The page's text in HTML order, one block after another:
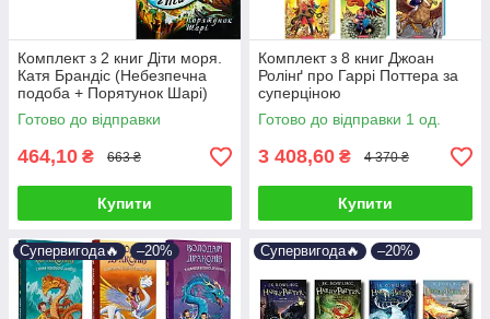
Комплект з 2 книг Діти моря.
Катя Брандіс (Небезпечна
подоба + Порятунок Шарі)
Готово до відправки
464,10 ₴ 663 ₴
Купити
Комплект з 8 книг Джоан
Ролінґ про Гаррі Поттера за
суперціною
Готово до відправки 1 од.
3 408,60 ₴ 4 370 ₴
Купити
Супервигода🔥 –20% Супервигода🔥 –20%